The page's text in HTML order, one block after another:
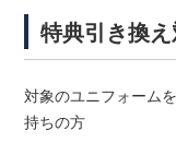
特典引き換
対象のユニフォーム
持ちの方